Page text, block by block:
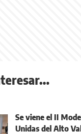
Se viene el II
Unidas del Alto